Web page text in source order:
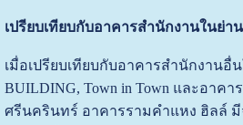
เปรียบเทียบกับอาคารสำนักงานในย่า
เมื่อเปรียบเทียบกับอาคารสำนักงานอื่
BUILDING, Town in Town และอาค
ศรีนครินทร์ อาคารรามคำแหง ฮิลล์ มี